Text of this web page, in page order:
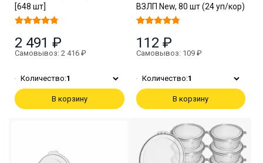
[648 шт]
2 491 ₽
Самовывоз: 2 416 ₽
Количество:1
В корзину
ВЗЛП New, 80 шт (24 уп/кор)
112 ₽
Самовывоз: 109 ₽
Количество:1
В корзину